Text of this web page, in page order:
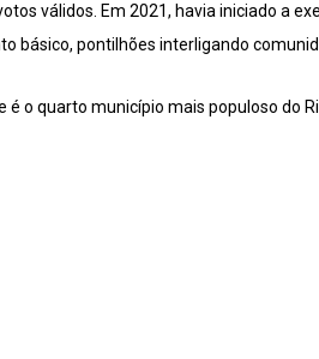
válidos. Em 2021, havia iniciado a
básico, pontilhões interligando
é o quarto município mais populoso do